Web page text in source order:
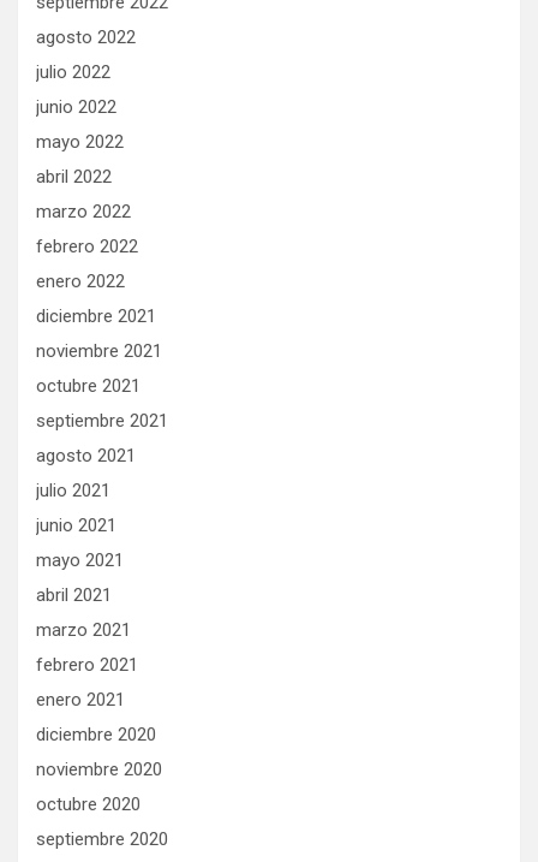
agosto 2022
julio 2022
junio 2022
mayo 2022
abril 2022
marzo 2022
febrero 2022
enero 2022
diciembre 2021
noviembre 2021
octubre 2021
septiembre 2021
agosto 2021
julio 2021
junio 2021
mayo 2021
abril 2021
marzo 2021
febrero 2021
enero 2021
diciembre 2020
noviembre 2020
octubre 2020
septiembre 2020